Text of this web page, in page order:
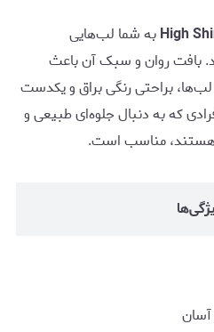
به شما لب‌هایی
بافت روان و سبک آن باعث
براحتی رنگی براق و یکدست
که به دنبال جلوه‌ای طبیعی و
مناسب است.